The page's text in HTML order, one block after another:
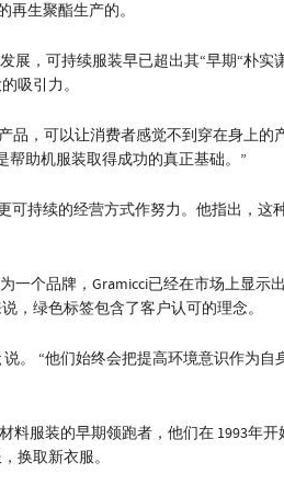
再生聚酯生产的。
展，可持续服装早已超出其“早期“朴
吸引力。
品，可以让消费者感觉不到穿在身上的
帮助机服装取得成功的真正基础。”
可持续的经营方式作努力。他指出，这
一个品牌，Gramicci已经在市场上显示
，绿色标签包含了客户认可的理念。
说。 “他们始终会把提高环境意识作为
料服装的早期领跑者，他们在 1993年
换取新衣服。